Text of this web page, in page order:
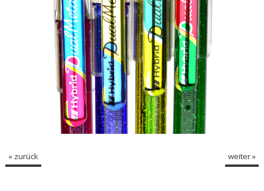
« zurück weiter »